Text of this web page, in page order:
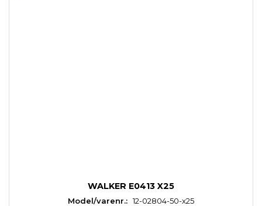
WALKER E0413 X25
Model/varenr.: 12-02804-50-x25